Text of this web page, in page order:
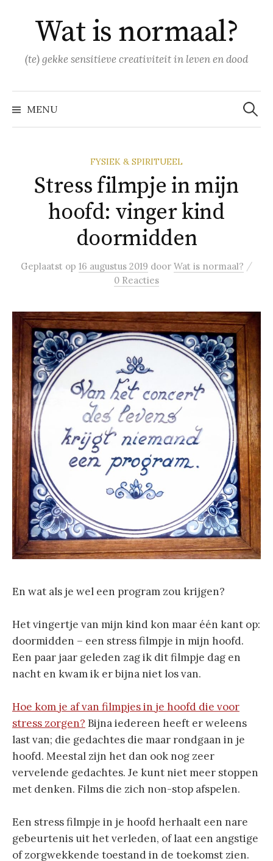
inhoud
springen
Wat is normaal?
(te) gekke sensitieve creativiteit in leven en dood
MENU
Zoeken
naar:
FYSIEK & SPIRITUEEL
Stress filmpje in mijn
hoofd: vinger kind
doormidden
Geplaatst op 16 augustus 2019 door Wat is normaal? /
0 Reacties
En wat als je wel een program zou krijgen?
Het vingertje van mijn kind kon maar één kant op:
doormidden – een stress filmpje in mijn hoofd.
Een paar jaar geleden zag ik dit filmpje dag en
nacht en kwam ik er bijna niet los van.
Hoe kom je af van filmpjes in je hoofd die voor
stress zorgen? Bijna iedereen heeft er weleens
last van; die gedachtes die maar rondgaan in je
hoofd. Meestal zijn het dan ook nog zeer
vervelende gedachtes. Je kunt niet meer stoppen
met denken. Films die zich non-stop afspelen.
Een stress filmpje in je hoofd herhaalt een nare
gebeurtenis uit het verleden, of laat een angstige
of zorgwekkende toestand in de toekomst zien.